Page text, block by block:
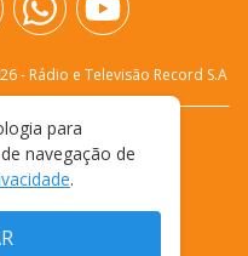
- Rádio e Televisão Record S.A
PRIVACIDADE
DE USO
para
navegação de
.